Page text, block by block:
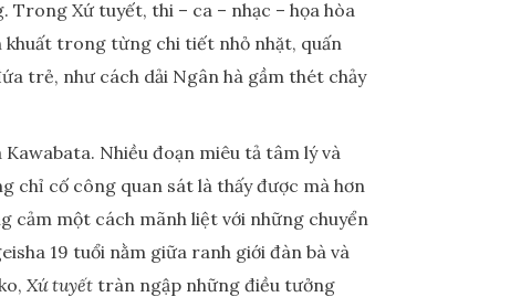
Trong Xứ tuyết, thi – ca – nhạc – họa hòa
khuất trong từng chi tiết nhỏ nhặt, quấn
trẻ, như cách dải Ngân hà gầm thét chảy
Nhiều đoạn miêu tả tâm lý và
chỉ cố công quan sát là thấy được mà hơn
cảm một cách mãnh liệt với những chuyển
19 tuổi nằm giữa ranh giới đàn bà và
Xứ tuyết tràn ngập những điều tưởng